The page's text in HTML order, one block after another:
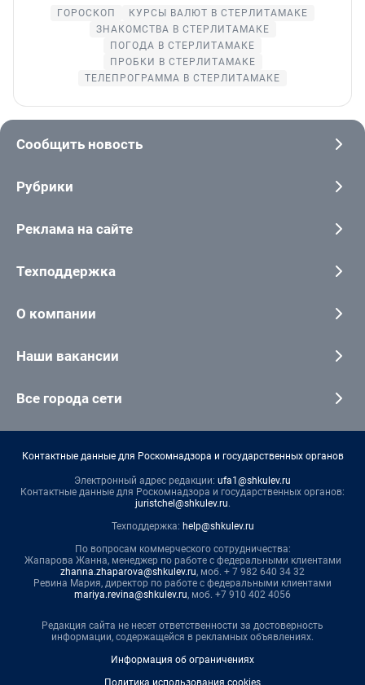
ГОРОСКОП
КУРСЫ ВАЛЮТ В СТЕРЛИТАМАКЕ
ЗНАКОМСТВА В СТЕРЛИТАМАКЕ
ПОГОДА В СТЕРЛИТАМАКЕ
ПРОБКИ В СТЕРЛИТАМАКЕ
ТЕЛЕПРОГРАММА В СТЕРЛИТАМАКЕ
Сообщить новость
Рубрики
Реклама на сайте
Техподдержка
О компании
Наши вакансии
Все города сети
Контактные данные для Роскомнадзора и государственных органов
Электронный адрес редакции: ufa1@shkulev.ru
Контактные данные для Роскомнадзора и государственных органов:
juristchel@shkulev.ru.
Техподдержка: help@shkulev.ru
По вопросам коммерческого сотрудничества:
Жапарова Жанна, менеджер по работе с федеральными клиентами
zhanna.zhaparova@shkulev.ru, моб. + 7 982 640 34 32
Ревина Мария, директор по работе с федеральными клиентами
mariya.revina@shkulev.ru, моб. +7 910 402 4056
Редакция сайта не несет ответственности за достоверность
информации, содержащейся в рекламных объявлениях.
Информация об ограничениях
Политика использования cookies